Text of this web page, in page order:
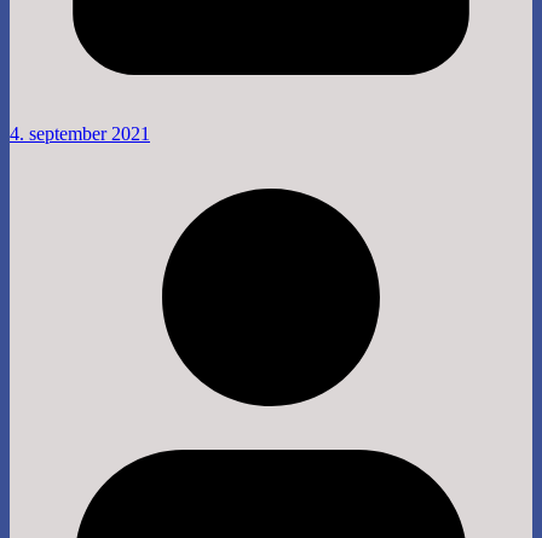
4. september 2021